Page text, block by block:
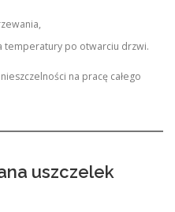
temperatury po otwarciu drzwi.
na pracę całego
uszczelek